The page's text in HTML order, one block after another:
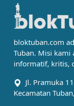
bloktuban.com
Tuban. Misi kami
informatif, kritis,
Jl. Pramuka
Kecamatan